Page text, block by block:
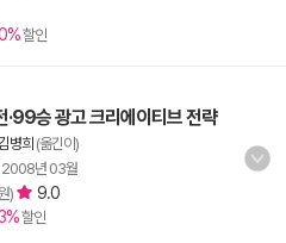
할인
승 광고 크리에이티브 전략
병희 (옮긴이)
2008년 03월
) 9.0
할인